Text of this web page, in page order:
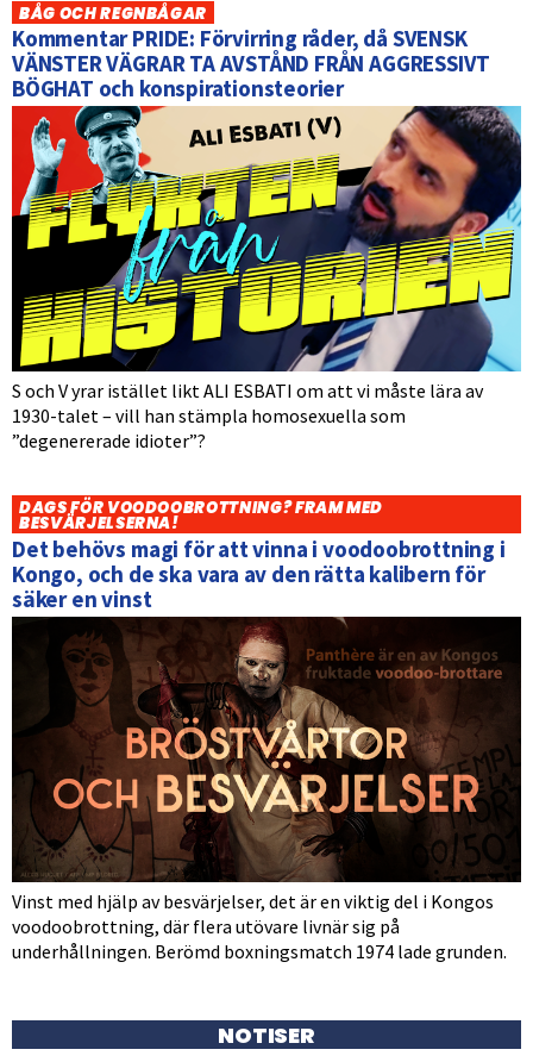
BÅG OCH REGNBÅGAR
Kommentar PRIDE: Förvirring råder, då SVENSK
VÄNSTER VÄGRAR TA AVSTÅND FRÅN AGGRESSIVT
BÖGHAT och konspirationsteorier
S och V yrar istället likt ALI ESBATI om att vi måste lära av
1930-talet – vill han stämpla homosexuella som
”degenererade idioter”?
DAGS FÖR VOODOOBROTTNING? FRAM MED
BESVÄRJELSERNA!
Det behövs magi för att vinna i voodoobrottning i
Kongo, och de ska vara av den rätta kalibern för
säker en vinst
Vinst med hjälp av besvärjelser, det är en viktig del i Kongos
voodoobrottning, där flera utövare livnär sig på
underhållningen. Berömd boxningsmatch 1974 lade grunden.
NOTISER